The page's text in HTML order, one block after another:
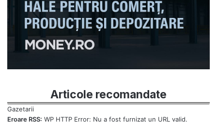
Articole recomandate
Eroare RSS: WP HTTP Error: Nu a fost furnizat un URL valid.